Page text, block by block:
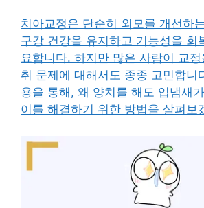
치아교정은 단순히 외모를 개선하
구강 건강을 유지하고 기능성을 회
요합니다. 하지만 많은 사람이 교
취 문제에 대해서도 종종 고민합니
용을 통해, 왜 양치를 해도 입냄새
이를 해결하기 위한 방법을 살펴보